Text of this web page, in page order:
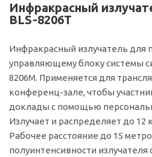
Инфракрасный
BLS-8206T
Инфракрасный излучатель для
управляющему блоку системы
8206M. Применяется для
конференц-зале, чтобы
доклады с помощью
Излучает и распределяет до 12
Рабочее расстояние до 15
полуинтенсивности излучателя